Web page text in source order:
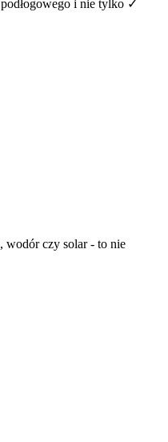
i nie tylko ✓
wodór czy solar - to nie